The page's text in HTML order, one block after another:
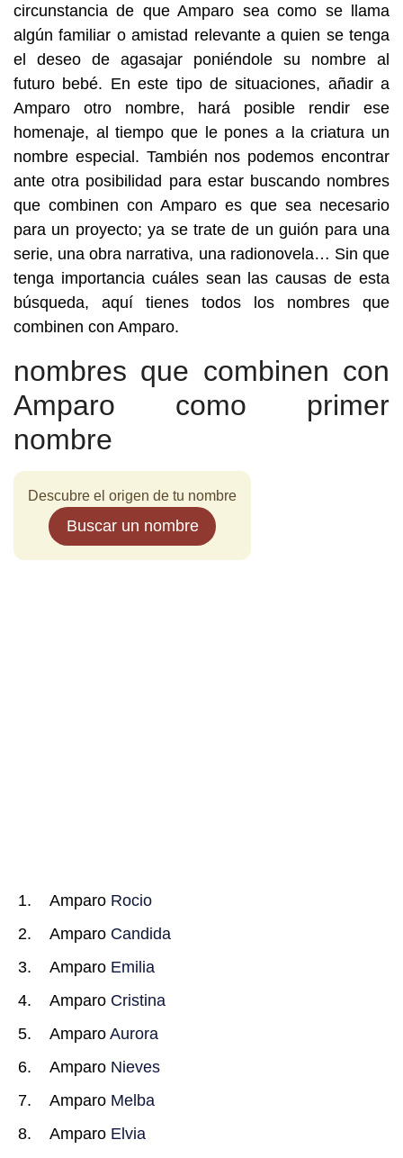
circunstancia de que Amparo sea como se llama
algún familiar o amistad relevante a quien se tenga
el deseo de agasajar poniéndole su nombre al
futuro bebé. En este tipo de situaciones, añadir a
Amparo otro nombre, hará posible rendir ese
homenaje, al tiempo que le pones a la criatura un
nombre especial. También nos podemos encontrar
ante otra posibilidad para estar buscando nombres
que combinen con Amparo es que sea necesario
para un proyecto; ya se trate de un guión para una
serie, una obra narrativa, una radionovela… Sin que
tenga importancia cuáles sean las causas de esta
búsqueda, aquí tienes todos los nombres que
combinen con Amparo.
nombres que combinen con
Amparo como primer
nombre
Descubre el origen de tu nombre
Buscar un nombre
Amparo Rocio
Amparo Candida
Amparo Emilia
Amparo Cristina
Amparo Aurora
Amparo Nieves
Amparo Melba
Amparo Elvia